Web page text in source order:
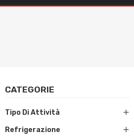
CATEGORIE
Tipo Di Attività 
Refrigerazione 